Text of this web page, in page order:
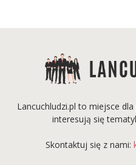
Lancuchludzi.pl to miejsce
interesują się
Skontaktuj się z nami: